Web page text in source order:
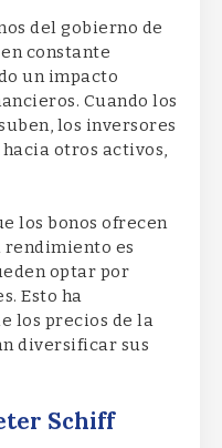
del gobierno de
constante
un impacto
Cuando los
los inversores
otros activos,
los bonos ofrecen
rendimiento es
optar por
Esto ha
los precios de la
diversificar sus
Schiff